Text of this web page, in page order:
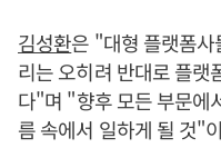
김성환은 "대형 플랫폼
리는 오히려 반대로 플랫
다"며 "향후 모든 부문에
름 속에서 일하게 될 것"